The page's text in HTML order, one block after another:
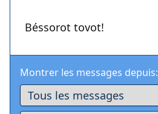
Béssorot tovot!
Montrer les messages depuis: